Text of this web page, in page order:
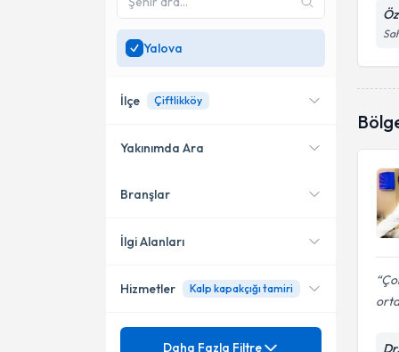
Yalova
İlçe Çiftlikköy
Çiftlikköy
Yakınımda Ara
Konumuma yakın uzmanları
Branşlar
Kardiyoloji
İlgi Alanları
Anjio
Hizmetler Kalp kapakçığı tamiri
Mezuniyet
Daha Fazla Filtre